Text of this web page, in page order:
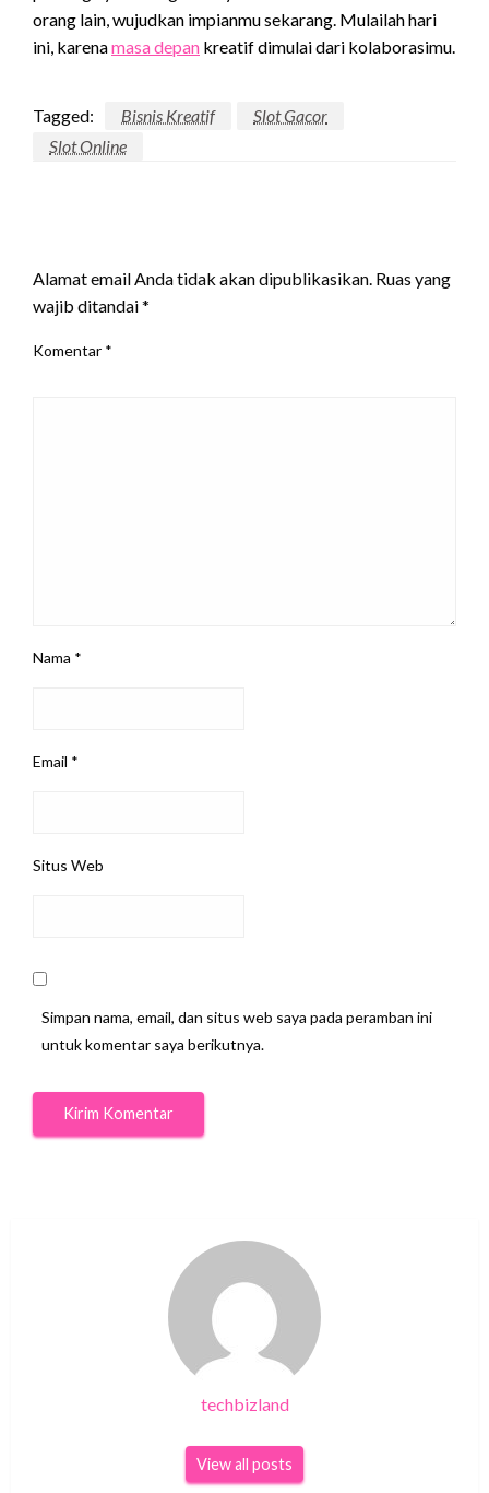
orang lain, wujudkan impianmu sekarang. Mulailah hari
ini, karenamasa depan kreatif dimulai dari kolaborasimu.
Tagged: Bisnis Kreatif
Slot Gacor
Slot Online
Alamat email Anda tidak akan dipublikasikan. Ruas yang
wajib ditandai*
Komentar *
Nama *
Email *
Situs Web
Simpan nama, email, dan situs web saya pada peramban ini
untuk komentar saya berikutnya.
techbizland
View all posts